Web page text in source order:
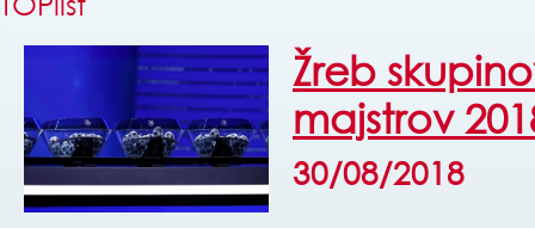
Žreb
majstrov
30/08/2018